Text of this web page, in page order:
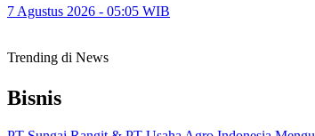
7 Agustus 2026 - 05:05 WIB
Trending di News
Bisnis